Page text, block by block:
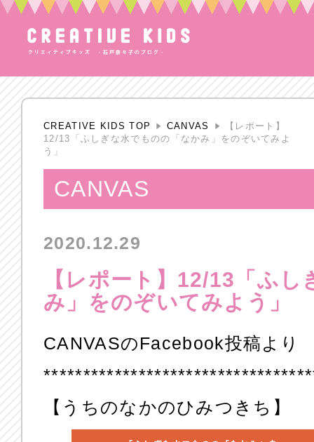
CREATIVE KIDS TOP CANVAS
【レポート】
12/13「ふしぎな水でものの「なかみ」を のぞいてみよ
う」
CANVAS
2020.12.29
【レポート】12/13「ふ
み」を のぞいてみよう」
CANVASのFacebook投稿より
【うちのなかのひみつきち】